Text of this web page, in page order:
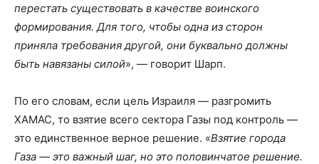
перестать существовать в качестве воинского
формирования. Для того, чтобы одна из сторон
приняла требования другой, они буквально должны
быть навязаны силой», — говорит Шарп.
По его словам, если цель Израиля — разгромить
ХАМАС, то взятие всего сектора Газы под контроль —
это единственное верное решение. «Взятие города
Газа — это важный шаг, но это половинчатое решение.